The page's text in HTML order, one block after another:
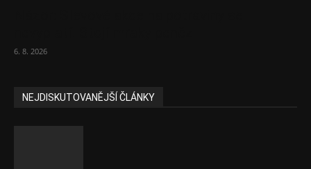
6. 8. 2026
NEJDISKUTOVANĚJŠÍ ČLÁNKY